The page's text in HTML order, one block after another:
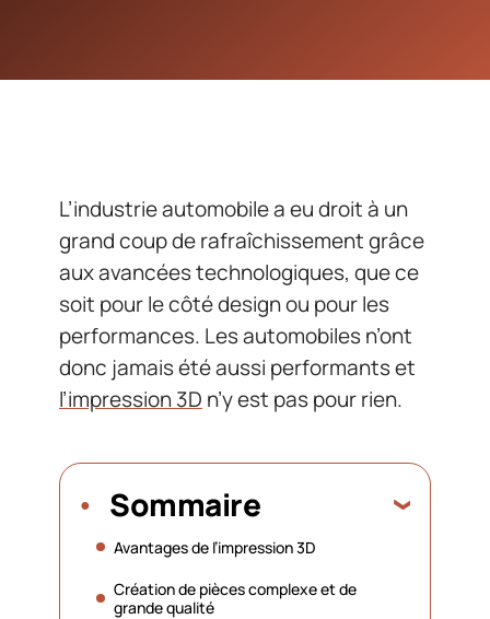
L’industrie automobile a eu droit à un
grand coup de rafraîchissement grâce
aux avancées technologiques, que ce
soit pour le côté design ou pour les
performances. Les automobiles n’ont
donc jamais été aussi performants et
l’impression 3D n’y est pas pour rien.
Sommaire
Avantages de l’impression 3D
Création de pièces complexe et de
grande qualité